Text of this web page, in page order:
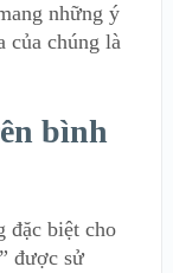
những ý
của chúng là
bình
đặc biệt cho
được sử